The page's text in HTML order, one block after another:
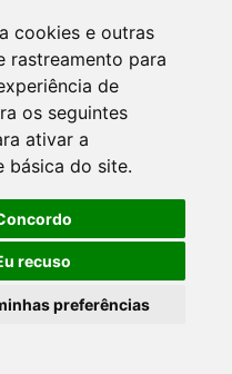
cookies e outras
rastreamento para
de
os seguintes
ativar a
básica do site.
recuso
preferências